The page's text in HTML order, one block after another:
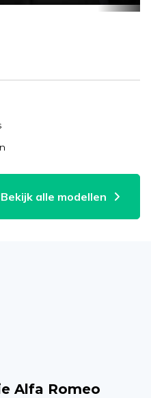
Bekijk alle modellen
Alfa Romeo